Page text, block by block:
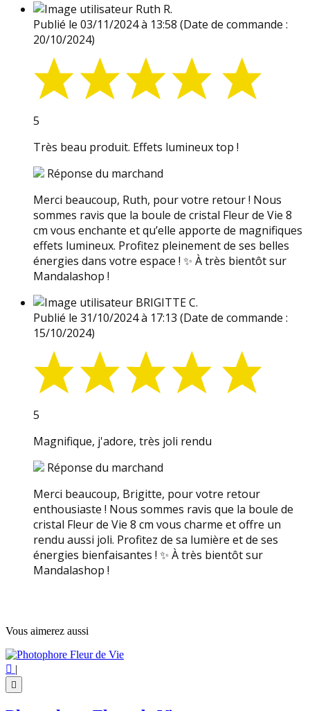
Ruth R.
Publié le 03/11/2024 à 13:58 (Date de commande :
20/10/2024)
5
Très beau produit. Effets lumineux top !
Réponse du marchand
Merci beaucoup, Ruth, pour votre retour ! Nous
sommes ravis que la boule de cristal Fleur de Vie 8
cm vous enchante et qu’elle apporte de magnifiques
effets lumineux. Profitez pleinement de ses belles
énergies dans votre espace ! ✨ À très bientôt sur
Mandalashop !
BRIGITTE C.
Publié le 31/10/2024 à 17:13 (Date de commande :
15/10/2024)
5
Magnifique, j'adore, très joli rendu
Réponse du marchand
Merci beaucoup, Brigitte, pour votre retour
enthousiaste ! Nous sommes ravis que la boule de
cristal Fleur de Vie 8 cm vous charme et offre un
rendu aussi joli. Profitez de sa lumière et de ses
énergies bienfaisantes ! ✨ À très bientôt sur
Mandalashop !
Vous aimerez aussi
 |
